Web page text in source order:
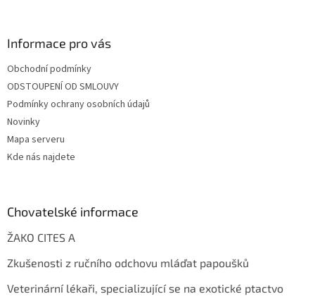
Informace pro vás
Obchodní podmínky
ODSTOUPENÍ OD SMLOUVY
Podmínky ochrany osobních údajů
Novinky
Mapa serveru
Kde nás najdete
Chovatelské informace
ŽAKO CITES A
Zkušenosti z ručního odchovu mláďat papoušků
Veterinární lékaři, specializující se na exotické ptactvo